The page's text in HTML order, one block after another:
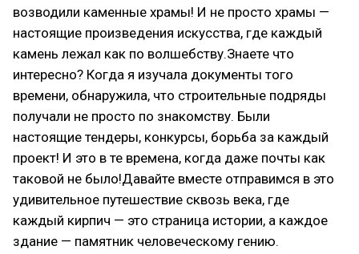
возводили каменные храмы! И не просто храмы —
настоящие произведения искусства, где каждый
камень лежал как по волшебству.Знаете что
интересно? Когда я изучала документы того
времени, обнаружила, что строительные подряды
получали не просто по знакомству. Были
настоящие тендеры, конкурсы, борьба за каждый
проект! И это в те времена, когда даже почты как
таковой не было!Давайте вместе отправимся в это
удивительное путешествие сквозь века, где
каждый кирпич — это страница истории, а каждое
здание — памятник человеческому гению.